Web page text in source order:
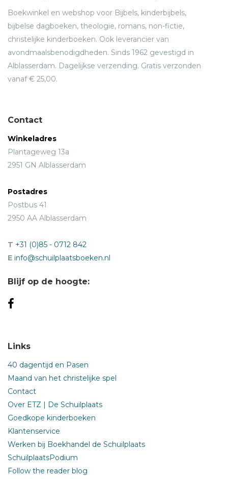
Boekwinkel en webshop voor Bijbels, kinderbijbels,
bijbelse dagboeken, theologie, romans, non-fictie,
christelijke kinderboeken. Ook leverancier van
avondmaalsbenodigdheden. Sinds 1962 gevestigd in
Alblasserdam. Dagelijkse verzending. Gratis verzonden
vanaf € 25,00.
Contact
Winkeladres
Plantageweg 13a
2951 GN Alblasserdam
Postadres
Postbus 41
2950 AA Alblasserdam
T +31 (0)85 - 0712 842
E info@schuilplaatsboeken.nl
Blijf op de hoogte:
Links
40 dagentijd en Pasen
Maand van het christelijke spel
Contact
Over ETZ | De Schuilplaats
Goedkope kinderboeken
Klantenservice
Werken bij Boekhandel de Schuilplaats
SchuilplaatsPodium
Follow the reader blog